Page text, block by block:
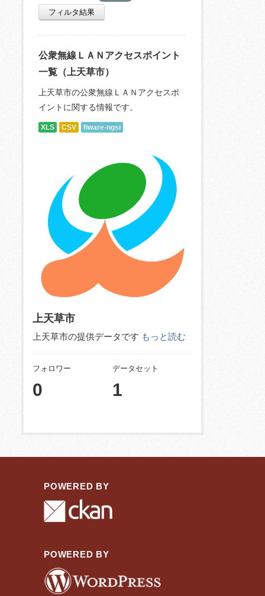
フィルタ結果
公衆無線ＬＡＮアクセスポイント
一覧（上天草市）
上天草市の公衆無線ＬＡＮアクセスポ
イントに関する情報です。
XLS CSV fiware-ngsi
上天草市
上天草市の提供データです もっと読む
フォロワー
0
データセット
1
POWERED BY
POWERED BY